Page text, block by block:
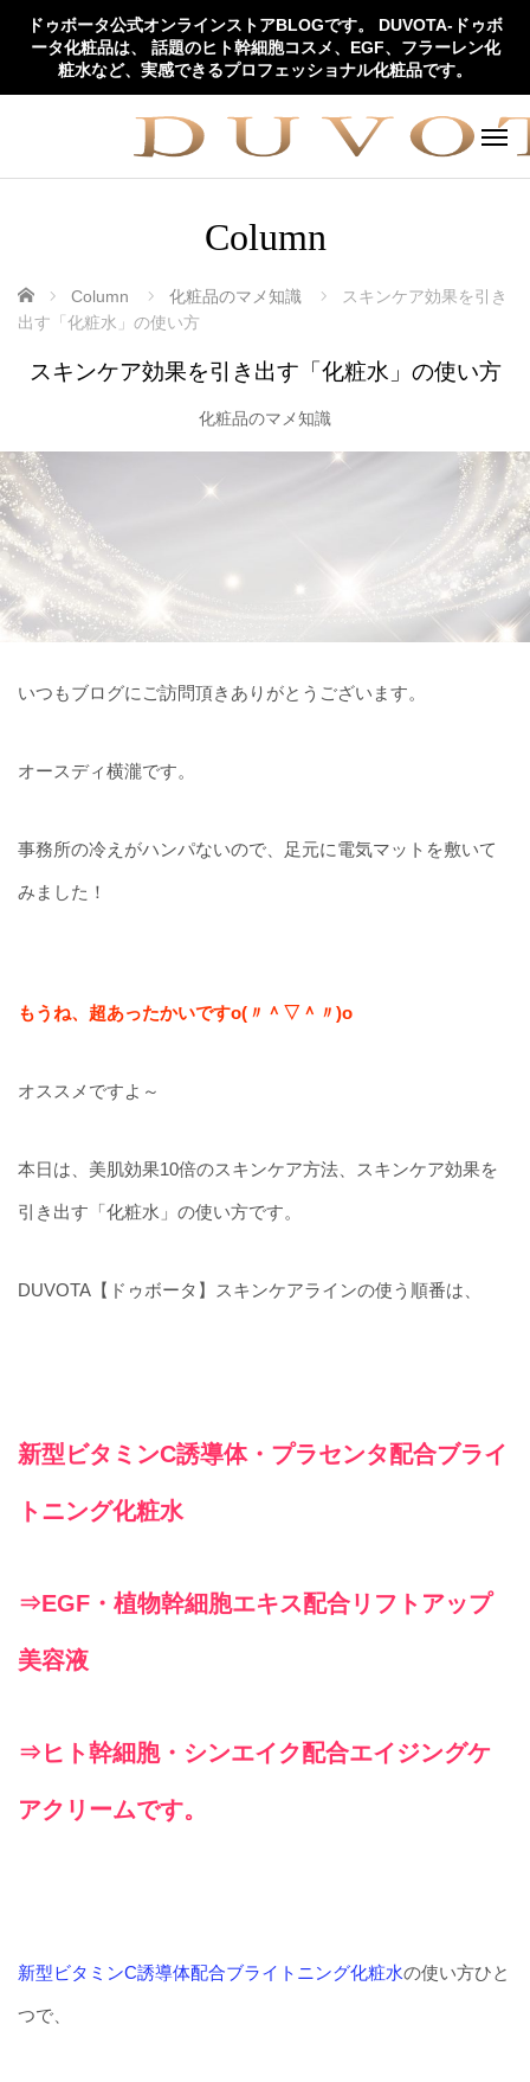
ドゥボータ公式オンラインストアBLOGです。 DUVOTA-ドゥボ
ータ化粧品は、 話題のヒト幹細胞コスメ、EGF、フラーレン化
粧水など、実感できるプロフェッショナル化粧品です。
Column
ホーム Column 化粧品のマメ知識
スキンケア効果を引き
出す「化粧水」の使い方
スキンケア効果を引き出す「化粧水」の使い方
化粧品のマメ知識
いつもブログにご訪問頂きありがとうございます。
オースディ横瀧です。
事務所の冷えがハンパないので、足元に電気マットを敷いて
みました！
もうね、超あったかいですo(〃＾▽＾〃)o
オススメですよ～
本日は、美肌効果10倍のスキンケア方法、スキンケア効果を
引き出す「化粧水」の使い方です。
DUVOTA【ドゥボータ】スキンケアラインの使う順番は、
新型ビタミンC誘導体・プラセンタ配合ブライ
トニング化粧水
⇒EGF・植物幹細胞エキス配合リフトアップ
美容液
⇒ヒト幹細胞・シンエイク配合エイジングケ
アクリームです。
新型ビタミンC誘導体配合ブライトニング化粧水の使い方ひと
つで、